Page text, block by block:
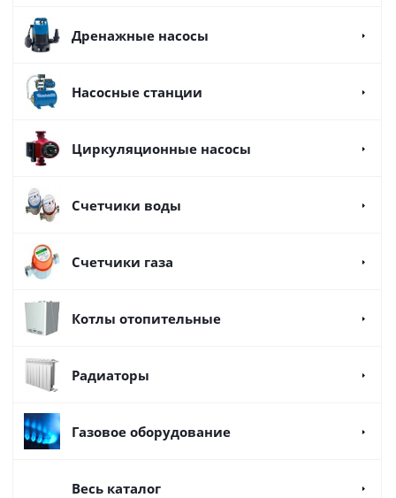
Дренажные насосы
Насосные станции
Циркуляционные насосы
Счетчики воды
Счетчики газа
Котлы отопительные
Радиаторы
Газовое оборудование
Весь каталог